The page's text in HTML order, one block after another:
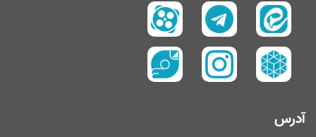
پیامبر امّی (صلی الله علیه و آله و سلم)
تفسیر سورۀ کوثر
سال 1397
سال 1395
آدرس